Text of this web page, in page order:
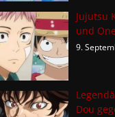
Jujutsu
und
9.
Dou